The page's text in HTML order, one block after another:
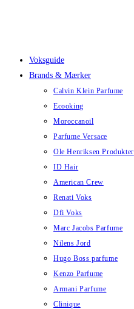
Voksguide
Brands & Mærker
Calvin Klein Parfume
Ecooking
Moroccanoil
Parfume Versace
Ole Henriksen Produkter
ID Hair
American Crew
Renati Voks
Dfi Voks
Marc Jacobs Parfume
Nilens Jord
Hugo Boss parfume
Kenzo Parfume
Armani Parfume
Clinique